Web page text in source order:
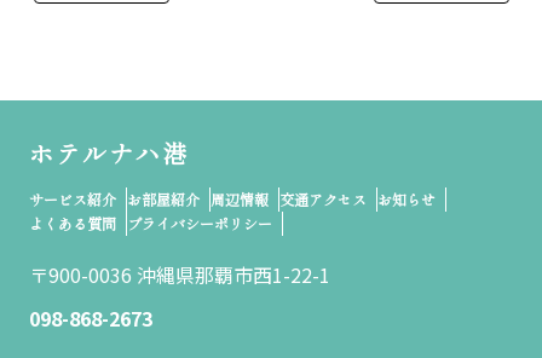
ホテルナハ港
サービス紹介 お部屋紹介 周辺情報 交通アクセス
お知らせ
よくある質問
プライバシーポリシー
〒900-0036 沖縄県那覇市西1-22-1
098-868-2673